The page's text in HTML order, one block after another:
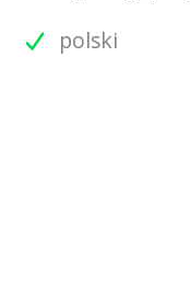
polski